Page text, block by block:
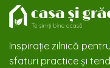
Inspirație zilnică
sfaturi practice și